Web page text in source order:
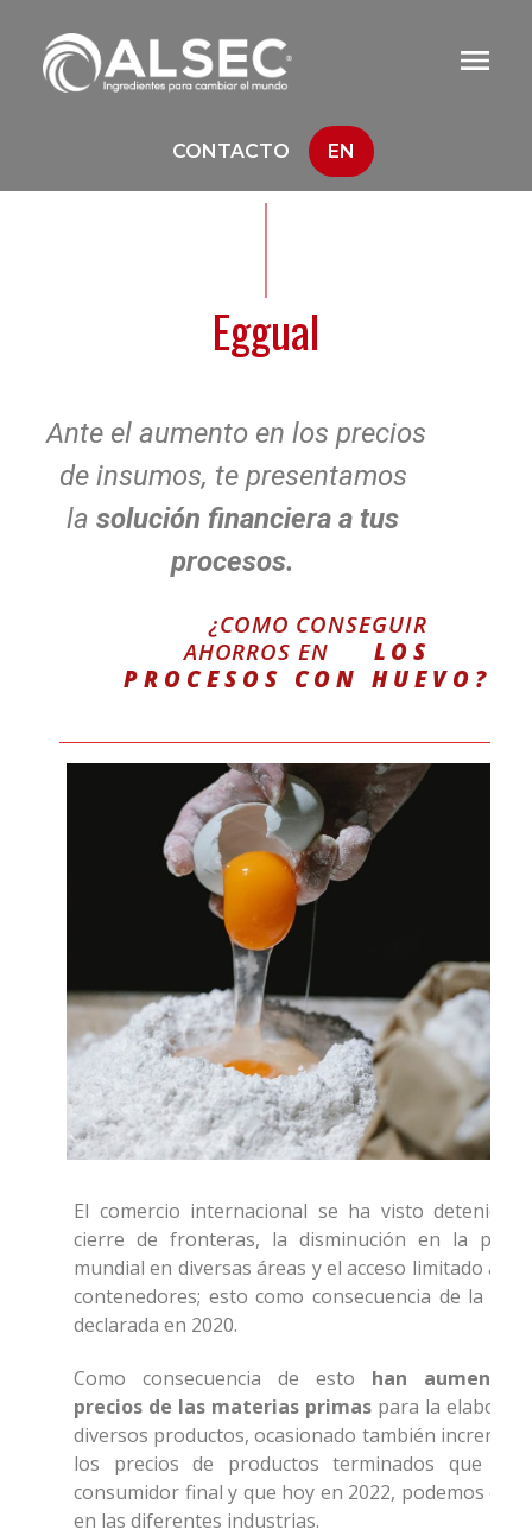
CONTACTO EN
Eggual
Ante el aumento en los precios
de insumos, te presentamos
la solución financiera a tus
procesos.
¿CÓMO CONSEGUIR
AHORROS EN
LOS
PROCESOS CON HUEVO?
El comercio internacional se ha visto detenido
cierre de fronteras, la disminución en la
mundial en diversas áreas y el acceso limitado a
contenedores; esto como consecuencia de la
declarada en 2020.
Como consecuencia de esto han
precios de las materias primas para la
diversos productos, ocasionado también
los precios de productos terminados que
consumidor final y que hoy en 2022, podemos
en las diferentes industrias.